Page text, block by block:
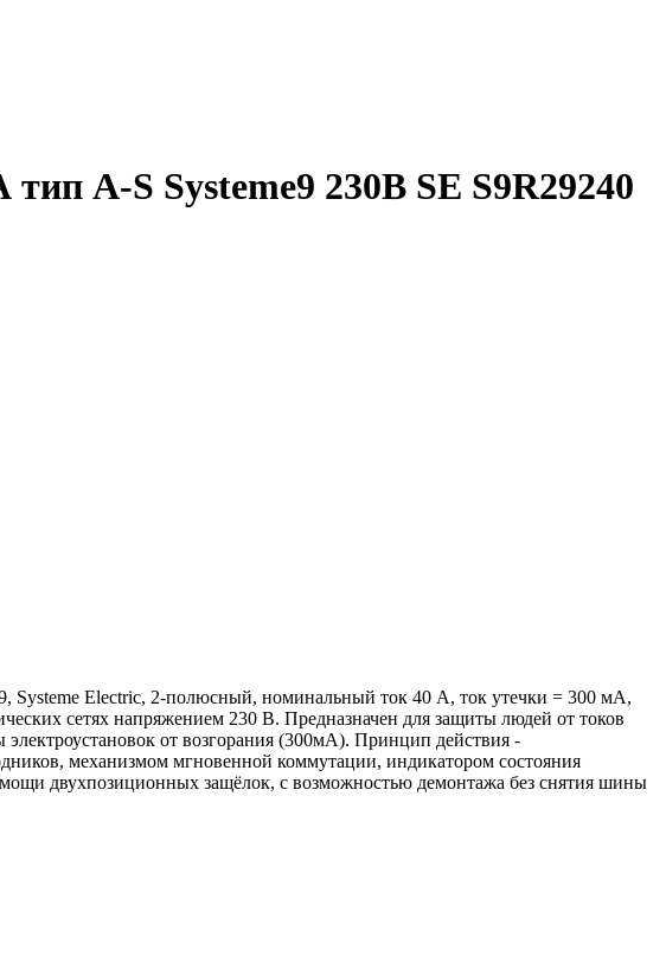
A-S Systeme9 230В SE S9R29240
Systeme Electric, 2-полюсный, номинальный ток 40 А, ток утечки = 300 мА,
сетях напряжением 230 В. Предназначен для защиты людей от токов
от возгорания (300мА). Принцип действия -
механизмом мгновенной коммутации, индикатором состояния
двухпозиционных защёлок, с возможностью демонтажа без снятия шины